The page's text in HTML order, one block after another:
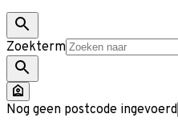
Zoekterm
Nog geen postcode ingevoerd